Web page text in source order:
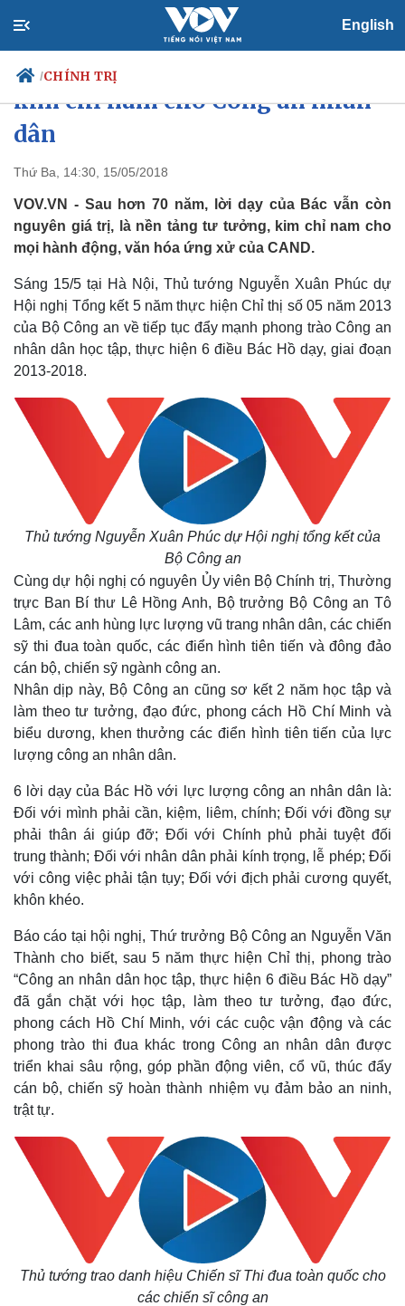
English
/CHÍNH TRỊ
Chính trị
Tổ chức nhân sự
Quốc hội
Nhận diện sự thật
Tin 24h
Dự báo thời tiết
Giáo dục
Dấu ấn VOV
Biển đảo
Thế giới
Quan sát
Cuộc sống đó đây
Hồ sơ
Multimedia
Ảnh
E-Magazine
Infographic
Thủ tướng: 6 điều Bác Hồ dạy là
kim chỉ nam cho Công an nhân
dân
Thứ Ba, 14:30, 15/05/2018
VOV.VN - Sau hơn 70 năm, lời dạy của Bác vẫn còn
nguyên giá trị, là nền tảng tư tưởng, kim chỉ nam cho
mọi hành động, văn hóa ứng xử của CAND.
Sáng 15/5 tại Hà Nội, Thủ tướng Nguyễn Xuân Phúc dự
Hội nghị Tổng kết 5 năm thực hiện Chỉ thị số 05 năm 2013
của Bộ Công an về tiếp tục đẩy mạnh phong trào Công an
nhân dân học tập, thực hiện 6 điều Bác Hồ dạy, giai đoạn
2013-2018.
Thủ tướng Nguyễn Xuân Phúc dự Hội nghị tổng kết của
Bộ Công an
Cùng dự hội nghị có nguyên Ủy viên Bộ Chính trị, Thường
trực Ban Bí thư Lê Hồng Anh, Bộ trưởng Bộ Công an Tô
Lâm, các anh hùng lực lượng vũ trang nhân dân, các chiến
sỹ thi đua toàn quốc, các điển hình tiên tiến và đông đảo
cán bộ, chiến sỹ ngành công an.
Nhân dịp này, Bộ Công an cũng sơ kết 2 năm học tập và
làm theo tư tưởng, đạo đức, phong cách Hồ Chí Minh và
biểu dương, khen thưởng các điển hình tiên tiến của lực
lượng công an nhân dân.
6 lời dạy của Bác Hồ với lực lượng công an nhân dân là:
Đối với mình phải cần, kiệm, liêm, chính; Đối với đồng sự
phải thân ái giúp đỡ; Đối với Chính phủ phải tuyệt đối
trung thành; Đối với nhân dân phải kính trọng, lễ phép; Đối
với công việc phải tận tụy; Đối với địch phải cương quyết,
khôn khéo.
Báo cáo tại hội nghị, Thứ trưởng Bộ Công an Nguyễn Văn
Thành cho biết, sau 5 năm thực hiện Chỉ thị, phong trào
“Công an nhân dân học tập, thực hiện 6 điều Bác Hồ dạy”
đã gắn chặt với học tập, làm theo tư tưởng, đạo đức,
phong cách Hồ Chí Minh, với các cuộc vận động và các
phong trào thi đua khác trong Công an nhân dân được
triển khai sâu rộng, góp phần động viên, cổ vũ, thúc đẩy
cán bộ, chiến sỹ hoàn thành nhiệm vụ đảm bảo an ninh,
trật tự.
Thủ tướng trao danh hiệu Chiến sĩ Thi đua toàn quốc cho
các chiến sĩ công an